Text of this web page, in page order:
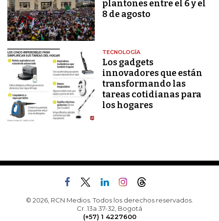
plantones entre el 6 y el
8 de agosto
TECNOLOGÍA
Los gadgets
innovadores que están
transformando las
tareas cotidianas para
los hogares
© 2026, RCN Medios. Todos los derechos reservados.
Cr. 13a 37-32, Bogotá
(+57) 1 4227600